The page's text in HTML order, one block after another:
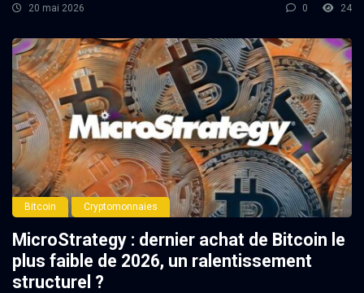
20 mai 2026 0 24
Bitcoin Cryptomonnaies
MicroStrategy : dernier achat de Bitcoin le
plus faible de 2026, un ralentissement
structurel ?